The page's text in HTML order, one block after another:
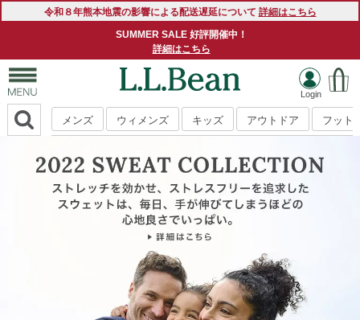
令和８年熊本地震の影響による配送遅延について 詳細はこちら
SUMMER SALE 好評開催中！
詳細はこちら
メンズ ウィメンズ キッズ アウトドア フット